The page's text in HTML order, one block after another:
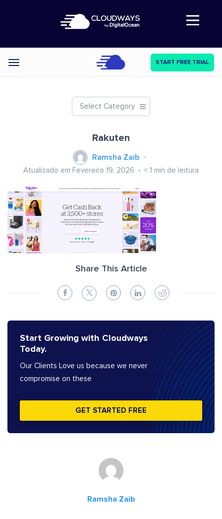
Abre a navegação
Categories START FREE TRIAL
Select Category
Rakuten
Ramsha Zaib
Atualizado em Fevereiro 19, 2026 < 1 min de leitura
Share This Article
Start Growing with Cloudways
Today.
Our Clients Love us because we never
compromise on these
GET STARTED FREE
Ramsha Zaib